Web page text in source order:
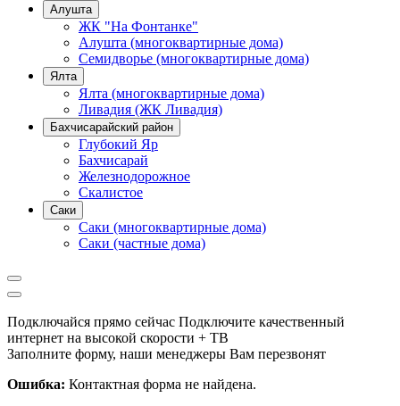
Алушта
ЖК "На Фонтанке"
Алушта (многоквартирные дома)
Семидворье (многоквартирные дома)
Ялта
Ялта (многоквартирные дома)
Ливадия (ЖК Ливадия)
Бахчисарайский район
Глубокий Яр
Бахчисарай
Железнодорожное
Скалистое
Саки
Саки (многоквартирные дома)
Саки (частные дома)
Подключайся прямо сейчас Подключите качественный
интернет на высокой скорости + ТВ
Заполните форму, наши менеджеры Вам перезвонят
Ошибка: Контактная форма не найдена.